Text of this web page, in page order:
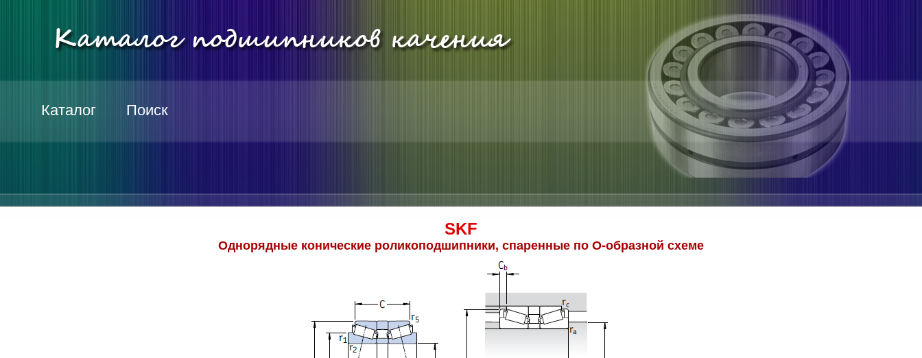
Каталог Поиск
SKF
Однорядные конические роликоподшипники, спаренные по О-образной схеме